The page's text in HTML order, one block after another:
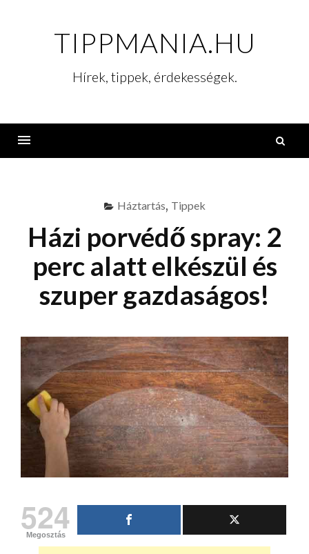
TIPPMANIA.HU
Hírek, tippek, érdekességek.
Háztartás, Tippek
Házi porvédő spray: 2
perc alatt elkészül és
szuper gazdaságos!
524
Megosztás